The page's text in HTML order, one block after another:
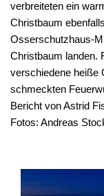
verbreiteten ein
Christbaum
Osserschutzhaus-
Christbaum landen.
verschiedene heiße
schmeckten
Bericht von Astrid
Fotos: Andreas